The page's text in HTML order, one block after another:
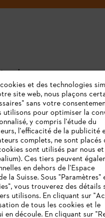
de nous
aux fournisseurs
d'alerte STIHL
et des technologies
site web, nous plaçons
sans votre
utilisons pour optimiser la
y compris l'étude du
l'efficacité de la publicité
complets, ne sont placés
sont utilisés par nous
Ces tiers peuvent
en dehors de l'Espace
la Suisse. Sous "Paramètres"
vous trouverez des détails
utilisons. En cliquant sur
de tous les cookies et le
en découle. En cliquant sur